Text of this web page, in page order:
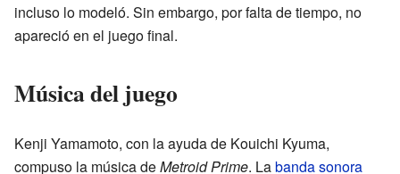
incluso lo modeló. Sin embargo, por falta de tiempo, no
apareció en el juego final.
Música del juego
Kenji Yamamoto, con la ayuda de Kouichi Kyuma,
compuso la música deMetroid Prime. Labanda sonora